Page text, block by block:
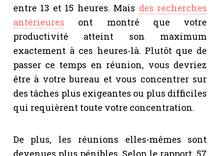
entre 13 et 15 heures. Mais des recherches
antérieures ont montré que votre
productivité atteint son maximum
exactement à ces heures-là. Plutôt que de
passer ce temps en réunion, vous devriez
être à votre bureau et vous concentrer sur
des tâches plus exigeantes ou plus difficiles
qui requièrent toute votre concentration.
De plus, les réunions elles-mêmes sont
devenues plus pénibles. Selon le rapport, 57